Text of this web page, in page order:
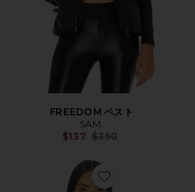
FREEDOM ベスト
SAM.
$137 Previous price:
$350
Favorite ベスト